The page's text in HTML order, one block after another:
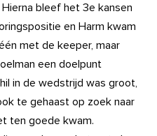
bleef het 3e kansen
en Harm kwam
met de keeper, maar
een doelpunt
in de wedstrijd was groot,
te gehaast op zoek naar
ten goede kwam.